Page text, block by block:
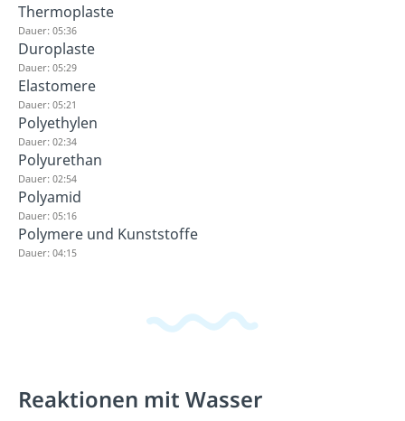
Thermoplaste
Dauer: 05:36
Duroplaste
Dauer: 05:29
Elastomere
Dauer: 05:21
Polyethylen
Dauer: 02:34
Polyurethan
Dauer: 02:54
Polyamid
Dauer: 05:16
Polymere und Kunststoffe
Dauer: 04:15
Reaktionen mit Wasser